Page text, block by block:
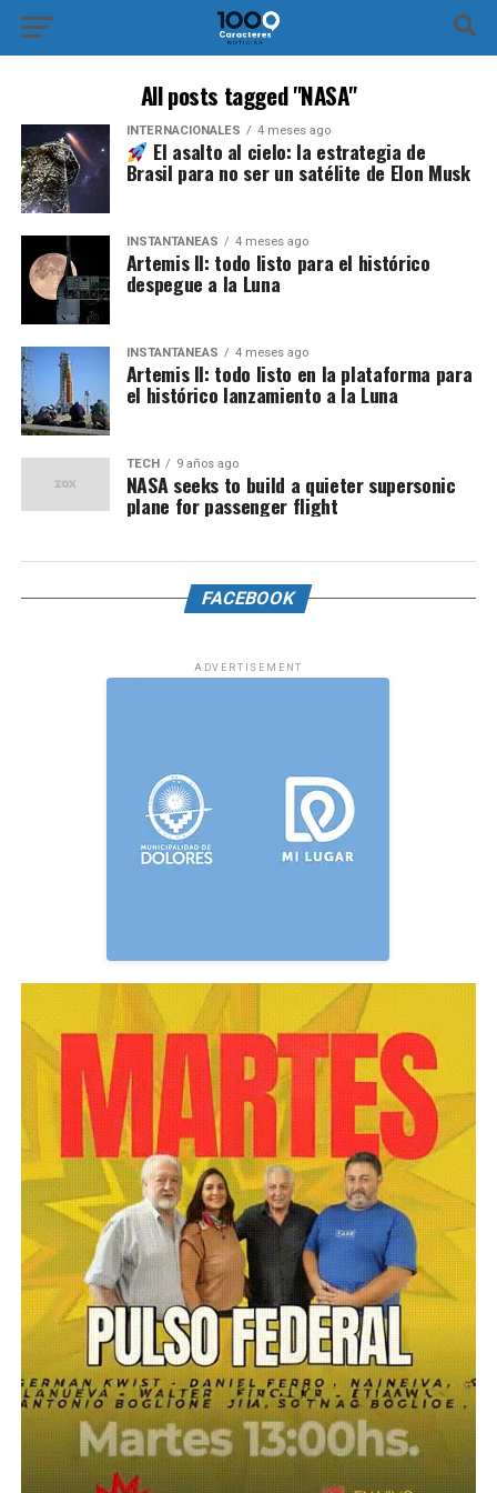
All posts tagged "NASA"
INTERNACIONALES 4 meses ago
El asalto al cielo: la estrategia de
Brasil para no ser un satélite de Elon Musk
INSTANTÁNEAS 4 meses ago
Artemis II: todo listo para el histórico
despegue a la Luna
INSTANTÁNEAS 4 meses ago
Artemis II: todo listo en la plataforma para
el histórico lanzamiento a la Luna
TECH 9 años ago
NASA seeks to build a quieter supersonic
plane for passenger flight
FACEBOOK
ADVERTISEMENT